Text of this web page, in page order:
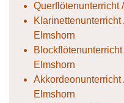
Querflötenunterricht
Elmshorn
Elmshorn
Akkordeonunterricht
Elmshorn